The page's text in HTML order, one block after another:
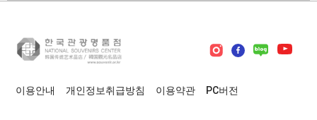
이용안내 개인정보취급방침 이용약관 PC버전